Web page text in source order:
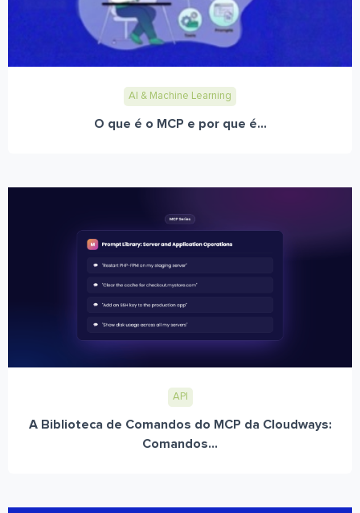
AI & Machine Learning
O que é o MCP e por que é...
API
A Biblioteca de Comandos do MCP da Cloudways:
Comandos...